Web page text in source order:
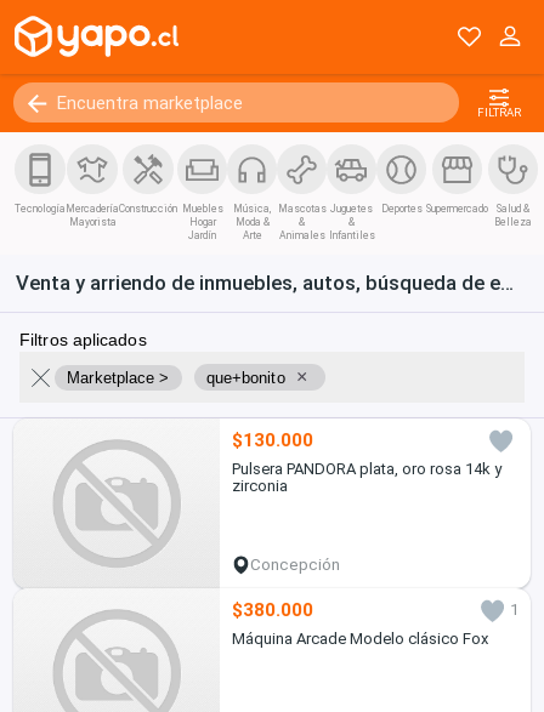
FILTRAR
Tecnología Mercadería
Mayorista
Construcción Muebles
Hogar
Jardín
Música,
Moda &
Arte
Mascotas
&
Animales
Juguetes
&
Infantiles
Deportes Supermercado
Salud &
Belleza
Venta y arriendo de inmuebles, autos, búsqueda de empleo y bienes de consumo en Chile
Filtros aplicados
Marketplace > que+bonito ×
$130.000
Pulsera PANDORA plata, oro rosa 14k y
zirconia
Concepción
$380.000
1
Máquina Arcade Modelo clásico Fox